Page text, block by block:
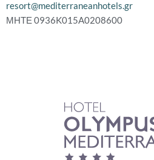
resort@mediterraneanhotels.gr
ΜΗΤΕ 0936K015A0208600